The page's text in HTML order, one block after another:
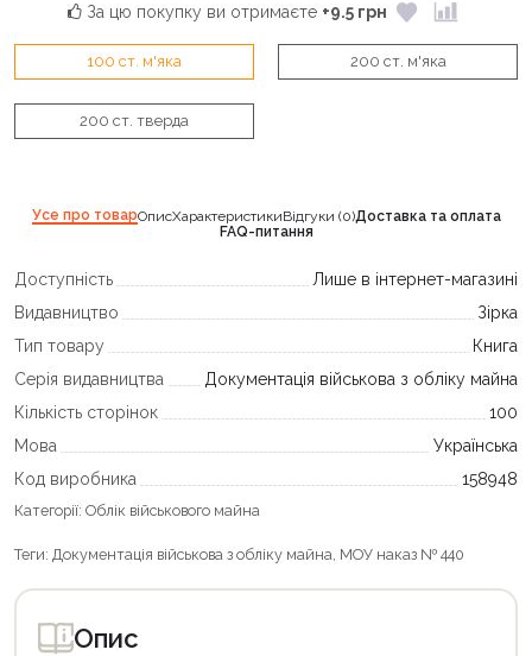
За цю покупку ви отримаєте +9.5 грн
100 ст. м'яка 200 ст. м'яка
200 ст. тверда
Усе про товарОписХарактеристикиВідгуки (0)Доставка та оплата
FAQ-питання
Доступність
Лише в інтернет-магазині
Видавництво
Зірка
Тип товару
Книга
Серія видавництва
Документація військова з обліку майна
Кількість сторінок
100
Мова
Українська
Код виробника
158948
Категорії: Облік військового майна
Теги: Документація військова з обліку майна, МОУ наказ № 440
Опис